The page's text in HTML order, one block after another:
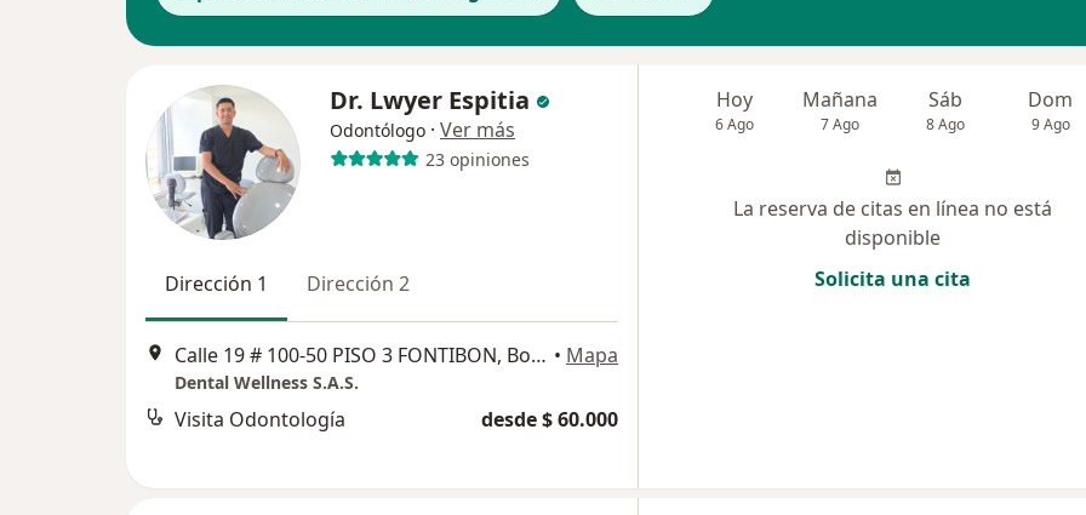
Dr. Lwyer Espitia
Odontólogo · Ver más
23 opiniones
Dirección 1 Dirección 2
Calle 19 # 100-50 PISO 3 FONTIBON, Bogotá • Mapa
Dental Wellness S.A.S.
Visita Odontología desde $ 60.000
Hoy
6 Ago
Mañana
7 Ago
Sáb
8 Ago
Dom
9 Ago
La reserva de citas en línea no está
disponible
Solicita una cita